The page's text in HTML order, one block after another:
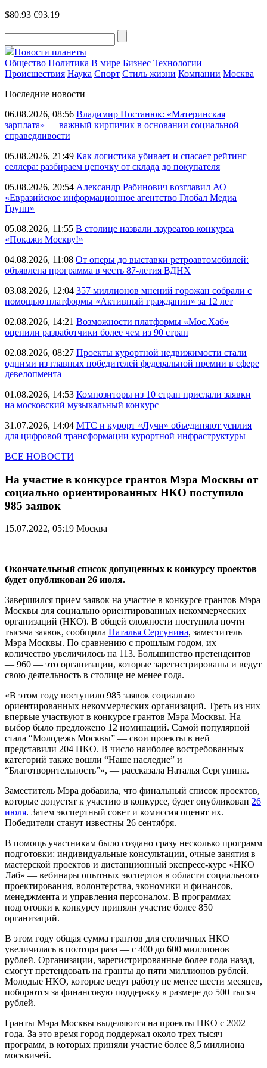
$80.93 €93.19
Новости планеты
Общество Политика В мире Бизнес Технологии
Происшествия Наука Спорт Стиль жизни Компании Москва
Последние новости
06.08.2026, 08:56 Владимир Постанюк: «Материнская
зарплата» — важный кирпичик в основании социальной
справедливости
05.08.2026, 21:49 Как логистика убивает и спасает рейтинг
селлера: разбираем цепочку от склада до покупателя
05.08.2026, 20:54 Александр Рабинович возглавил АО
«Евразийское информационное агентство Глобал Медиа
Групп»
05.08.2026, 11:55 В столице назвали лауреатов конкурса
«Покажи Москву!»
04.08.2026, 11:08 От оперы до выставки ретроавтомобилей:
объявлена программа в честь 87-летия ВДНХ
03.08.2026, 12:04 357 миллионов мнений горожан собрали с
помощью платформы «Активный гражданин» за 12 лет
02.08.2026, 14:21 Возможности платформы «Мос.Хаб»
оценили разработчики более чем из 90 стран
02.08.2026, 08:27 Проекты курортной недвижимости стали
одними из главных победителей федеральной премии в сфере
девелопмента
01.08.2026, 14:53 Композиторы из 10 стран прислали заявки
на московский музыкальный конкурс
31.07.2026, 14:04 МТС и курорт «Лучи» объединяют усилия
для цифровой трансформации курортной инфраструктуры
ВСЕ НОВОСТИ
На участие в конкурсе грантов Мэра Москвы от
социально ориентированных НКО поступило
985 заявок
15.07.2022, 05:19 Москва
Окончательный список допущенных к конкурсу проектов
будет опубликован 26 июля.
Завершился прием заявок на участие в конкурсе грантов Мэра
Москвы для социально ориентированных некоммерческих
организаций (НКО). В общей сложности поступила почти
тысяча заявок, сообщила Наталья Сергунина, заместитель
Мэра Москвы. По сравнению с прошлым годом, их
количество увеличилось на 113. Большинство претендентов
— 960 — это организации, которые зарегистрированы и ведут
свою деятельность в столице не менее года.
«В этом году поступило 985 заявок социально
ориентированных некоммерческих организаций. Треть из них
впервые участвуют в конкурсе грантов Мэра Москвы. На
выбор было предложено 12 номинаций. Самой популярной
стала “Молодежь Москвы” — свои проекты в ней
представили 204 НКО. В число наиболее востребованных
категорий также вошли “Наше наследие” и
“Благотворительность”», — рассказала Наталья Сергунина.
Заместитель Мэра добавила, что финальный список проектов,
которые допустят к участию в конкурсе, будет опубликован 26
июля. Затем экспертный совет и комиссия оценят их.
Победители станут известны 26 сентября.
В помощь участникам было создано сразу несколько программ
подготовки: индивидуальные консультации, очные занятия в
мастерской проектов и дистанционный экспресс-курс «НКО
Лаб» — вебинары опытных экспертов в области социального
проектирования, волонтерства, экономики и финансов,
менеджмента и управления персоналом. В программах
подготовки к конкурсу приняли участие более 850
организаций.
В этом году общая сумма грантов для столичных НКО
увеличилась в полтора раза — с 400 до 600 миллионов
рублей. Организации, зарегистрированные более года назад,
смогут претендовать на гранты до пяти миллионов рублей.
Молодые НКО, которые ведут работу не менее шести месяцев,
поборются за финансовую поддержку в размере до 500 тысяч
рублей.
Гранты Мэра Москвы выделяются на проекты НКО с 2002
года. За это время город поддержал около трех тысяч
программ, в которых приняли участие более 8,5 миллиона
москвичей.